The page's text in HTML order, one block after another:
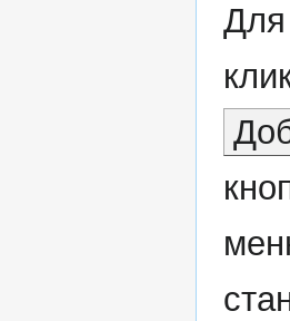
Для